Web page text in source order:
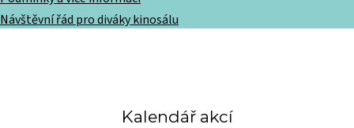
Návštěvní řád pro diváky kinosálu
Kalendář akcí